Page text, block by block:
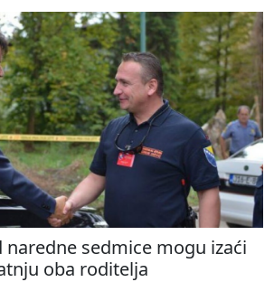
naredne sedmice mogu izaći
oba roditelja